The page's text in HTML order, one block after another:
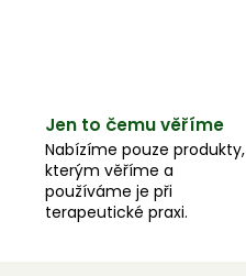
Jen to čemu věříme
Nabízíme pouze produkty,
kterým věříme a
používáme je při
terapeutické praxi.